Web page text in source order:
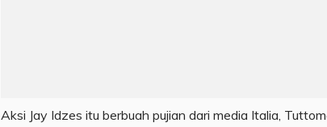
Aksi Jay Idzes itu berbuah pujian dari media Italia,